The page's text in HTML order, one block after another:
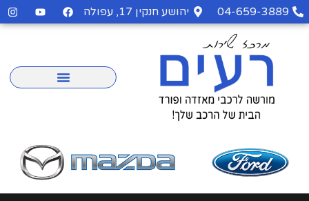
04-659-3889 יהושע חנקין 17, עפולה